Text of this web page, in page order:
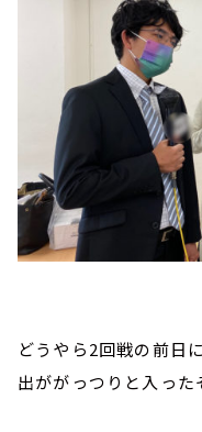
どうやら2回戦の前日
出ががっつりと入った